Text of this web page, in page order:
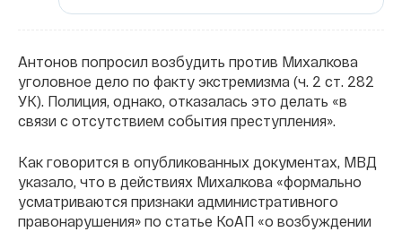
Антонов попросил возбудить против Михалкова
уголовное дело по факту экстремизма (ч. 2 ст. 282
УК). Полиция, однако, отказалась это делать «в
связи с отсутствием события преступления».
Как говорится в опубликованных документах, МВД
указало, что в действиях Михалкова «формально
усматриваются признаки административного
правонарушения» по статье КоАП «о возбуждении